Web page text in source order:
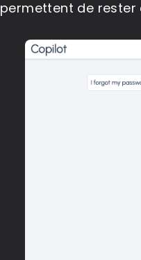
permettent de rester